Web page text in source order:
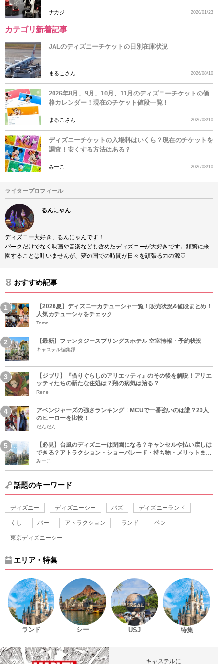
ナカジ 2020/01/23
カテゴリ新着記事
JALのディズニーチケットの日別在庫状況
まるこさん 2026/08/10
2026年8月、9月、10月、11月のディズニーチケットの価
格カレンダー！現在のチケット値段一覧！
まるこさん 2026/08/10
ディズニーチケットの入場料はいくら？現在のチケットを
調査！安くする方法はある？
みーこ 2026/08/10
ライタープロフィール
るんにゃん
ディズニー大好き、るんにゃんです！
パークだけでなく映画や音楽なども含めたディズニーが大好きです。頻繁に来
園することは叶いませんが、夢の国での時間が日々を頑張る力の源♡
おすすめ記事
【2026夏】ディズニーカチューシャ一覧！販売状況&値段まとめ！
人気カチューシャをチェック
Tomo
【最新】ファンタジースプリングスホテル 空室情報・予約状況
キャステル編集部
【ジブリ】『借りぐらしのアリエッティ』のその後を解説！アリエ
ッティたちの新たな住処は？翔の病気は治る？
Rene
アベンジャーズの強さランキング！MCUで一番強いのは誰？20人
のヒーローを比較！
だんだん
【必見】台風のディズニーは閉園になる？キャンセルや払い戻しは
できる？アトラクション・ショーパレード・持ち物・メリットまと
め！
みーこ
話題のキーワード
ディズニー ディズニーシー バズ ディズニーランド
くし バー アトラクション ランド ペン
東京ディズニーシー
エリア・特集
ランド シー USJ 特集
キャステルに